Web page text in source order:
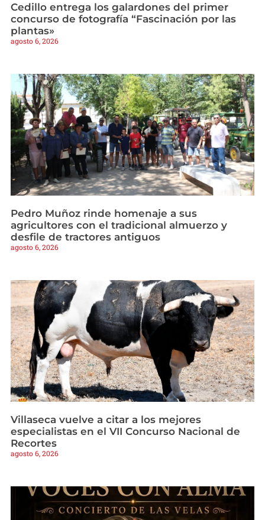
Cedillo entrega los galardones del primer
concurso de fotografía “Fascinación por las
plantas»
agosto 6, 2026
Pedro Muñoz rinde homenaje a sus
agricultores con el tradicional almuerzo y
desfile de tractores antiguos
agosto 6, 2026
Villaseca vuelve a citar a los mejores
especialistas en el VII Concurso Nacional de
Recortes
agosto 6, 2026